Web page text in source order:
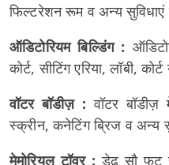
फिल्टरेशन रूम व अन्य सुविधाएं
ऑडिटोरियम बिल्डिंग :
कोर्ट, सीटिंग एरिया, लॉबी,
वॉटर बॉडीज़ :वॉटर बॉडीज़
स्क्रीन, कनेटिंग ब्रिज व अन्य
मेमोरियल टॉवर : डेढ़ सौ फुट